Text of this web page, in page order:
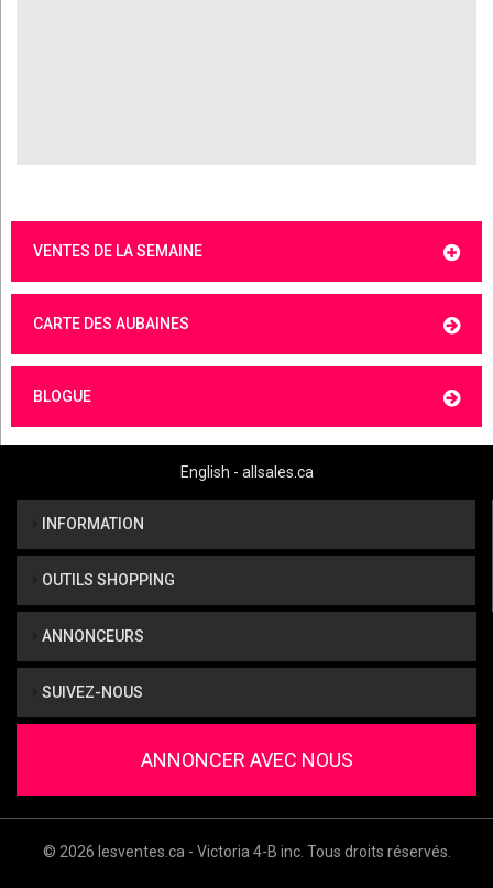
VENTES DE LA SEMAINE
CARTE DES AUBAINES
BLOGUE
English - allsales.ca
INFORMATION
OUTILS SHOPPING
ANNONCEURS
SUIVEZ-NOUS
ANNONCER AVEC NOUS
© 2026 lesventes.ca - Victoria 4-B inc. Tous droits réservés.